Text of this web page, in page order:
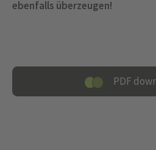
ebenfalls überzeugen!
PDF